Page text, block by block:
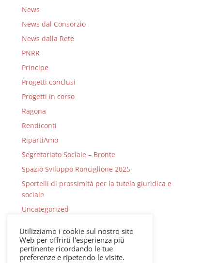
News
News dal Consorzio
News dalla Rete
PNRR
Principe
Progetti conclusi
Progetti in corso
Ragona
Rendiconti
RipartiAmo
Segretariato Sociale – Bronte
Spazio Sviluppo Ronciglione 2025
Sportelli di prossimità per la tutela giuridica e
sociale
Uncategorized
Verbali PNRR
Utilizziamo i cookie sul nostro sito
Web per offrirti l'esperienza più
pertinente ricordando le tue
preferenze e ripetendo le visite.